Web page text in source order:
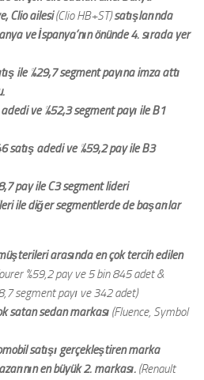
Clio ailesi(Clio HB+ST)satışlarında
ve İspanya’nın önünde 4. sırada yer
ile %29,7 segment payına imza attı
ve %52,3 segment payı ile B1
satış adedi ve %59,2 pay ile B3
pay ile C3 segment lideri
ile diğer segmentlerde de başarılar
arasında en çok tercih edilen
%59,2 pay ve 5 bin 845 adet &
segment payı ve 342 adet)
satan sedan markası (Fluence, Symbol
satışı gerçekleştiren marka
en büyük 2. markası. (Renault